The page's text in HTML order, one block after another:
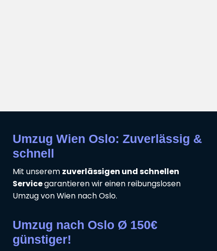
Umzug Wien Oslo: Zuverlässig &
schnell
Mit unserem zuverlässigen und schnellen
Servicegarantieren wir einen reibungslosen
Umzug von Wien nach Oslo.
Umzug nach Oslo Ø 150€
günstiger!